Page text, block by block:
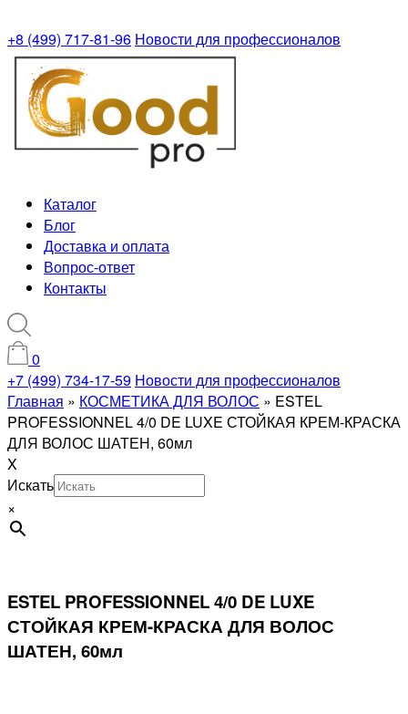
+8 (499) 717-81-96 Новости для профессионалов
Каталог
Блог
Доставка и оплата
Вопрос-ответ
Контакты
0
+7 (499) 734-17-59 Новости для профессионалов
Главная » КОСМЕТИКА ДЛЯ ВОЛОС » ESTEL
PROFESSIONNEL 4/0 DE LUXE СТОЙКАЯ КРЕМ-КРАСКА
ДЛЯ ВОЛОС ШАТЕН, 60мл
X
Искать
×
ESTEL PROFESSIONNEL 4/0 DE LUXE
СТОЙКАЯ КРЕМ-КРАСКА ДЛЯ ВОЛОС
ШАТЕН, 60мл